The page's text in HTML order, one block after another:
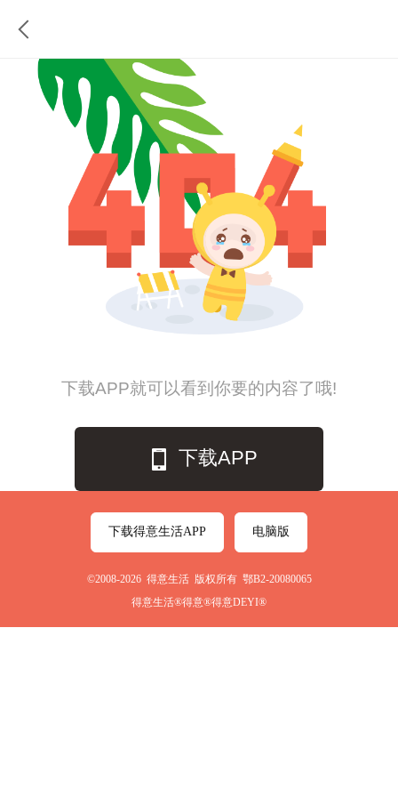
下载APP就可以看到你要的内容了哦!
下载APP
下载得意生活APP 电脑版
©2008-2026 得意生活 版权所有 鄂B2-20080065
得意生活®得意®得意DEYI®